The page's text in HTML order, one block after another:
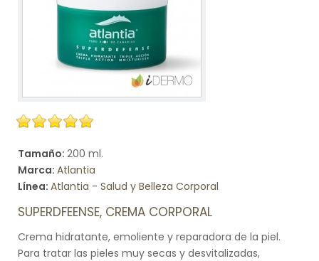
Tamaño: 200 ml.
Marca: Atlantia
Línea: Atlantia - Salud y Belleza Corporal
SUPERDFEENSE, CREMA CORPORAL
Crema hidratante, emoliente y reparadora de la piel.
Para tratar las pieles muy secas y desvitalizadas,